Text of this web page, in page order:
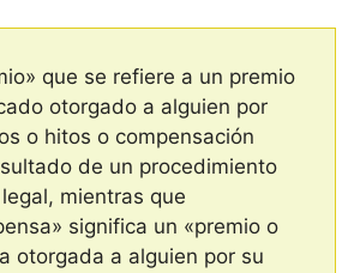
que se refiere a un premio
otorgado a alguien por
o hitos o compensación
de un procedimiento
mientras que
significa un «premio o
otorgada a alguien por su